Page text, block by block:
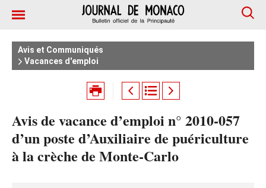
Avis et Communiqués
Vacances d'emploi
Avis de vacance d’emploi n° 2010-057
d’un poste d’Auxiliaire de puériculture
à la crèche de Monte-Carlo